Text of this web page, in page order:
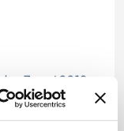
7. maj 2019,